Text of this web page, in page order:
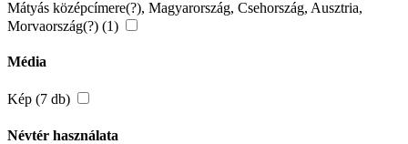
Mátyás középcímere(?), Magyarország, Csehország, Ausztria,
Morvaország(?) (1)
Média
Kép (7 db)
Névtér használata